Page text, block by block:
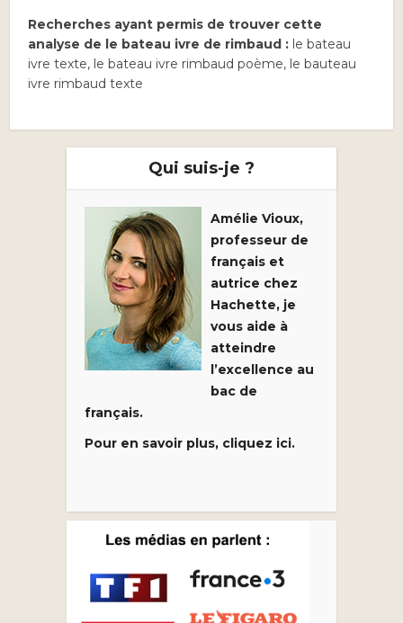
Recherches ayant permis de trouver cette
analyse de le bateau ivre de rimbaud : le bateau
ivre texte, le bateau ivre rimbaud poème, le bauteau
ivre rimbaud texte
Qui suis-je ?
Amélie Vioux,
professeur de
français et
autrice chez
Hachette, je
vous aide à
atteindre
l’excellence au
bac de
français.
Pour en savoir plus, cliquez ici.